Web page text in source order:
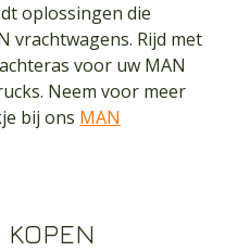
oplossingen die
vrachtwagens. Rijd met
voor uw MAN
Neem voor meer
bij ons MAN